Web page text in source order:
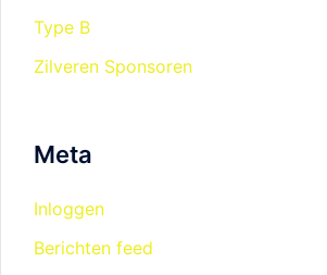
Type B
Zilveren Sponsoren
Meta
Inloggen
Berichten feed